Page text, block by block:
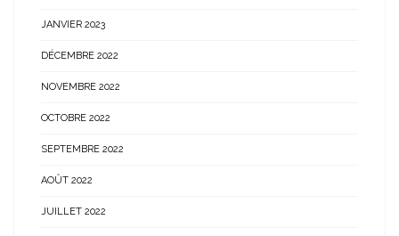
JANVIER 2023
DÉCEMBRE 2022
NOVEMBRE 2022
OCTOBRE 2022
SEPTEMBRE 2022
AOÛT 2022
JUILLET 2022